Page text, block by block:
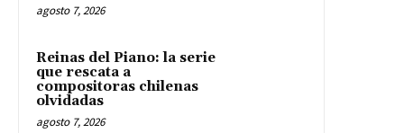
agosto 7, 2026
Reinas del Piano: la serie
que rescata a
compositoras chilenas
olvidadas
agosto 7, 2026